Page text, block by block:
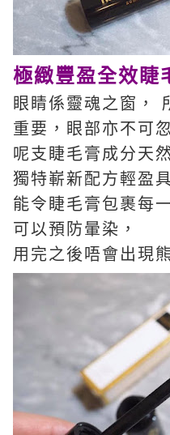
極緻豐盈全效睫
眼睛係靈魂之窗，
重要，眼部亦不可
呢支 睫毛膏成分天
獨特嶄新配方輕盈
能令睫毛膏包裹每
可以預防暈染，
用完之後唔會出現